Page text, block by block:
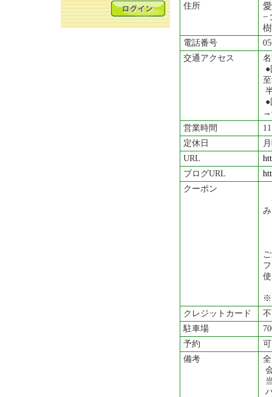
住所
−
電話番号
交通アクセス
→
営業時間
定休日
URL
ブログURL
クーポン
み
※
クレジットカード
駐車場
予約
可
備考